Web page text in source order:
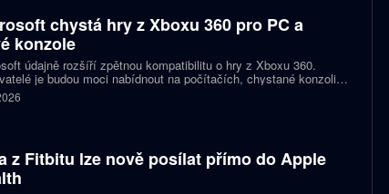
chystá hry z Xboxu 360 pro PC a
konzole
údajně rozšíří zpětnou kompatibilitu o hry z Xboxu 360.
je budou moci nabídnout na počítačích, chystané konzoli
Helix i přenosných zařízeních. První tituly by mohly dorazit
let 2027 a 2028.
z Fitbitu lze nově posílat přímo do Apple